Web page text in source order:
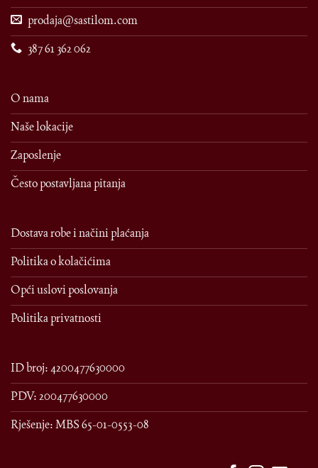
prodaja@sastilom.com
387 61 362 062
O nama
Naše lokacije
Zaposlenje
Često postavljana pitanja
Dostava robe i načini plaćanja
Politika o kolačićima
Opći uslovi poslovanja
Politika privatnosti
ID broj: 4200477630000
PDV: 200477630000
Rješenje: MBS 65-01-0553-08